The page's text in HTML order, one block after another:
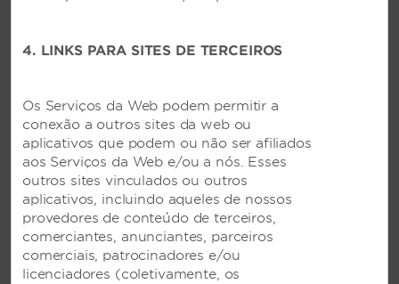
Academia
Banheira de hidromassagem
Pista de corrida
Piscina externa
Quadra de tênis ao ar livre
Mergulho com cilindro
Mergulho com snorkel
Spa
4. LINKS PARA SITES DE TERCEIROS
Os Serviços da Web podem permitir a
conexão a outros sites da web ou
aplicativos que podem ou não ser afiliados
aos Serviços da Web e/ou a nós. Esses
outros sites vinculados ou outros
aplicativos, incluindo aqueles de nossos
provedores de conteúdo de terceiros,
comerciantes, anunciantes, parceiros
comerciais, patrocinadores e/ou
licenciadores (coletivamente, os